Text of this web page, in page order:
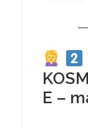
E –